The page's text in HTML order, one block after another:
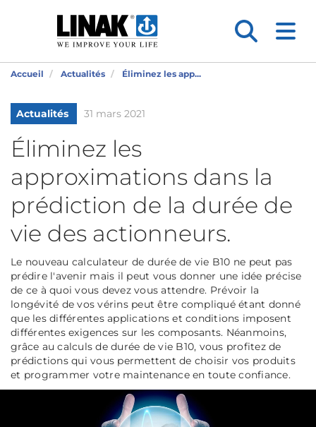
Accueil Actualités Éliminez les app...
Actualités 31 mars 2021
Éliminez les
approximations dans la
prédiction de la durée de
vie des actionneurs.
Le nouveau calculateur de durée de vie B10 ne peut pas
prédire l'avenir mais il peut vous donner une idée précise
de ce à quoi vous devez vous attendre. Prévoir la
longévité de vos vérins peut être compliqué étant donné
que les différentes applications et conditions imposent
différentes exigences sur les composants. Néanmoins,
grâce au calculs de durée de vie B10, vous profitez de
prédictions qui vous permettent de choisir vos produits
et programmer votre maintenance en toute confiance.